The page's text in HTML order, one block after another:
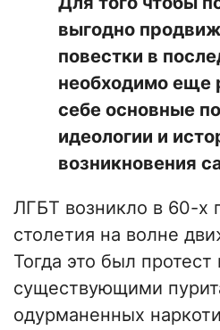
выгодно
повестки в
необходимо еще
себе основные
идеологии и
возникновения
ЛГБТ возникло в 60-х
столетия на волне
Тогда это был протест
существующими
одурманенных